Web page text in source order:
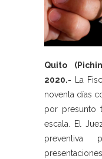
Quito
2020.- La
noventa días
por presunto
escala. El